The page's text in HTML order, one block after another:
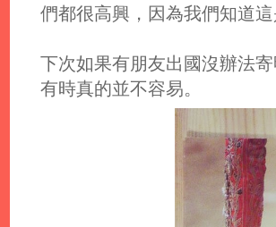
們都很高興，因為我們知道
下次如果有朋友出國沒辦法
有時真的並不容易。